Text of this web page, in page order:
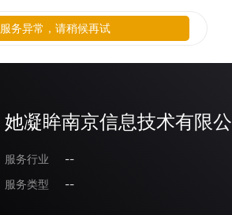
她凝眸南京信息技术有限
服务行业
--
服务类型
--
服务异常，请稍候再试